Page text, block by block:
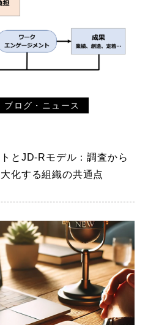
ブログ・ニュース
とJD-Rモデル：調査から
化する組織の共通点